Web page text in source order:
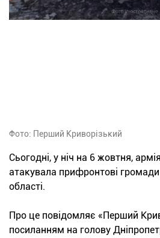
Фото: Перший Криворізький
Сьогодні, у ніч на 6 жовтня,
атакувала прифронтові громади
області.
Про це повідомляє «Перший
посиланням на голову